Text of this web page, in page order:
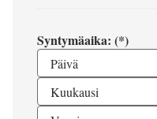
Syntymäaika: (*)